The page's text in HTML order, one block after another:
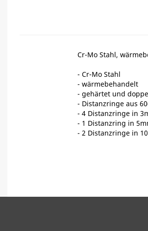
Cr-Mo Stahl,
- Cr-Mo Stahl
- wärmebehandelt
- gehärtet und
- Distanzringe aus
- 4 Distanzringe in
- 1 Distanzring in
- 2 Distanzringe in